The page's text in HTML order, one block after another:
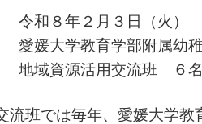
年２月３日（火）
学教育学部附属幼
資源活用交流班 ６
流班では毎年、愛媛大学